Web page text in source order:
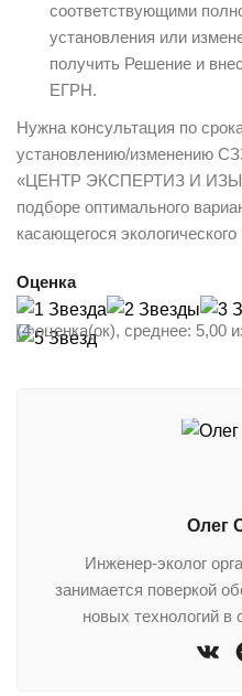
соответствующими
установления или
получить Решение и
ЕГРН.
Нужна консультация по
установлению/изменению
«ЦЕНТР ЭКСПЕРТИЗ И
подборе оптимального
касающегося
Оценка
(4 оценка(ок), среднее: 5,00
Олег
Инженер-эколог
занимается поверкой
новых технологий в